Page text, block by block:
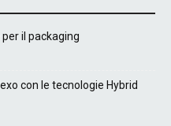
il packaging
con le tecnologie Hybrid